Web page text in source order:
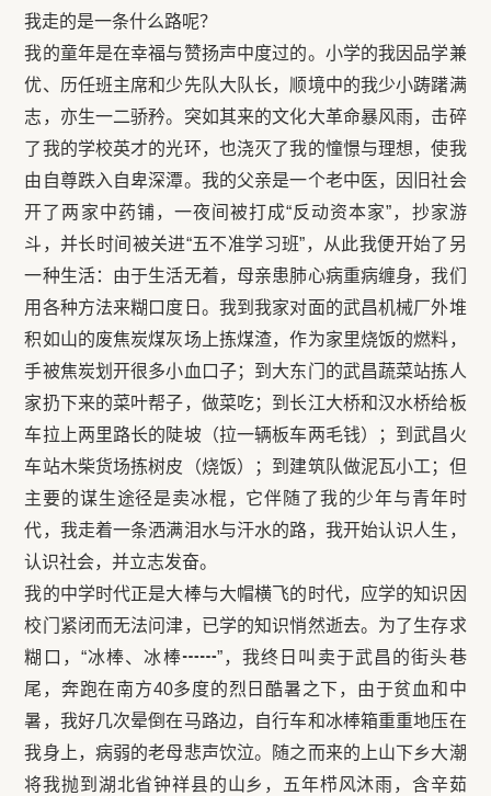
我走的是一条什么路呢？
我的童年是在幸福与赞扬声中度过的。小学的我因品学兼
优、历任班主席和少先队大队长，顺境中的我少小踌躇满
志，亦生一二骄矜。突如其来的文化大革命暴风雨，击碎
了我的学校英才的光环，也浇灭了我的憧憬与理想，使我
由自尊跌入自卑深潭。我的父亲是一个老中医，因旧社会
开了两家中药铺，一夜间被打成“反动资本家”，抄家游
斗，并长时间被关进“五不准学习班”，从此我便开始了另
一种生活：由于生活无着，母亲患肺心病重病缠身，我们
用各种方法来糊口度日。我到我家对面的武昌机械厂外堆
积如山的废焦炭煤灰场上拣煤渣，作为家里烧饭的燃料，
手被焦炭划开很多小血口子；到大东门的武昌蔬菜站拣人
家扔下来的菜叶帮子，做菜吃；到长江大桥和汉水桥给板
车拉上两里路长的陡坡（拉一辆板车两毛钱）；到武昌火
车站木柴货场拣树皮（烧饭）；到建筑队做泥瓦小工；但
主要的谋生途径是卖冰棍，它伴随了我的少年与青年时
代，我走着一条洒满泪水与汗水的路，我开始认识人生，
认识社会，并立志发奋。
我的中学时代正是大棒与大帽横飞的时代，应学的知识因
校门紧闭而无法问津，已学的知识悄然逝去。为了生存求
糊口，“冰棒、冰棒┅┅”，我终日叫卖于武昌的街头巷
尾，奔跑在南方40多度的烈日酷暑之下，由于贫血和中
暑，我好几次晕倒在马路边，自行车和冰棒箱重重地压在
我身上，病弱的老母悲声饮泣。随之而来的上山下乡大潮
将我抛到湖北省钟祥县的山乡，五年栉风沐雨，含辛茹